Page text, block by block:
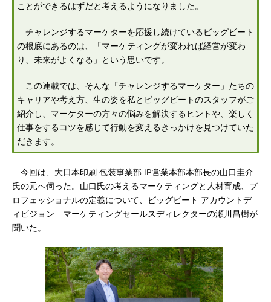
ことができるはずだと考えるようになりました。
チャレンジするマーケターを応援し続けているビッグビート
の根底にあるのは、「マーケティングが変われば経営が変わ
り、未来がよくなる」という思いです。
この連載では、そんな「チャレンジするマーケター」たちの
キャリアや考え方、生の姿を私とビッグビートのスタッフがご
紹介し、マーケターの方々の悩みを解決するヒントや、楽しく
仕事をするコツを感じて行動を変えるきっかけを見つけていた
だきます。
今回は、大日本印刷 包装事業部 IP営業本部本部長の山口圭介
氏の元へ伺った。山口氏の考えるマーケティングと人材育成、プ
ロフェッショナルの定義について、ビッグビート アカウントデ
ィビジョン マーケティングセールスディレクターの瀬川昌樹が
聞いた。